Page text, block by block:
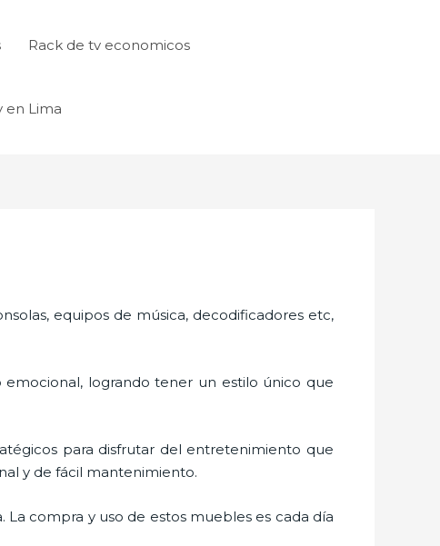
Rack de tv economicos
en Lima
equipos de música, decodificadores etc,
logrando tener un estilo único que
para disfrutar del entretenimiento que
y de fácil mantenimiento.
compra y uso de estos muebles es cada día